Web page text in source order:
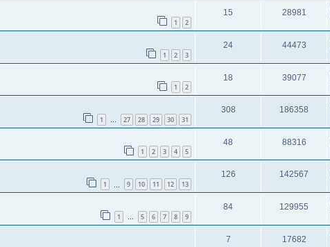
1 2
15 28981
1 2 3
24 44473
1 2
18 39077
1 … 27 28 29 30 31
308 186358
1 2 3 4 5
48 88316
1 9 10 11 12 13
126 142567
1 … 5 6 7 8 9
84 129955
7 17682